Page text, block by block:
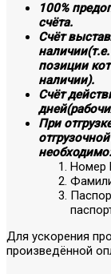
100%
счёта.
Счёт
позиции
наличии).
Счёт
При
необходимо:
Номер
Для ускорения
произведённой